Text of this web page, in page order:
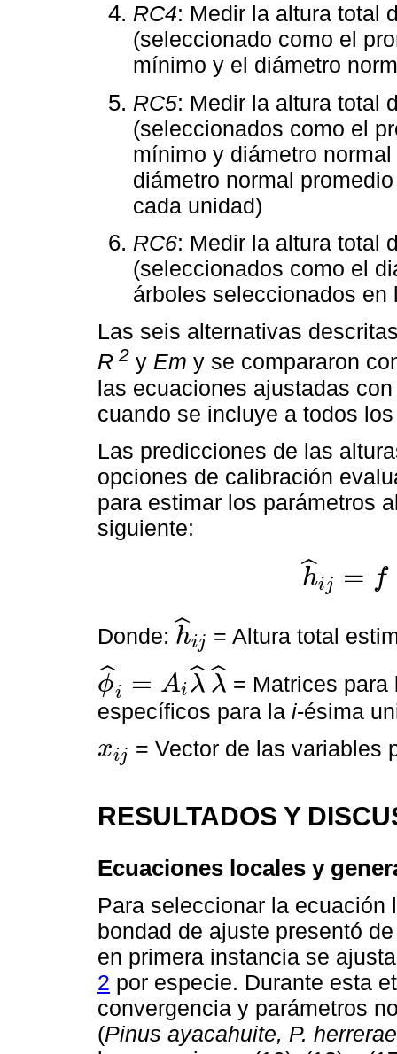
RC4: Medir la altura total
(seleccionado como el
mínimo y el diámetro
RC5: Medir la altura total
(seleccionados como el
mínimo y diámetro
diámetro normal
cada unidad)
RC6: Medir la altura total
(seleccionados como el
árboles seleccionados
Las seis alternativas
R 2 y Em y se compararon
las ecuaciones ajustadas
cuando se incluye a todos
Las predicciones de las
opciones de calibración
para estimar los parámetros
siguiente:
h
ˆij = f
h ^ij=fϕ i,xij
Donde: h
ˆij
h ^ij = Altura total
ϕ
ˆi = Aiλ
ˆ
ϕ^i=A λ^ λ
ˆ
λ^
= Matrices
específicos para la i-ésima
xij
xij = Vector de las variables
RESULTADOS Y
Ecuaciones locales y
Para seleccionar la
bondad de ajuste presentó
en primera instancia se
2 por especie. Durante esta
convergencia y parámetros
(Pinus ayacahuite, P.